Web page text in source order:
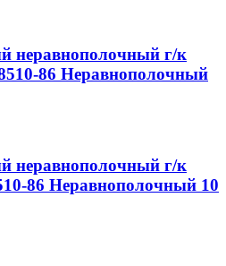
неравнополочный г/к
86 Неравнополочный
неравнополочный г/к
86 Неравнополочный 10